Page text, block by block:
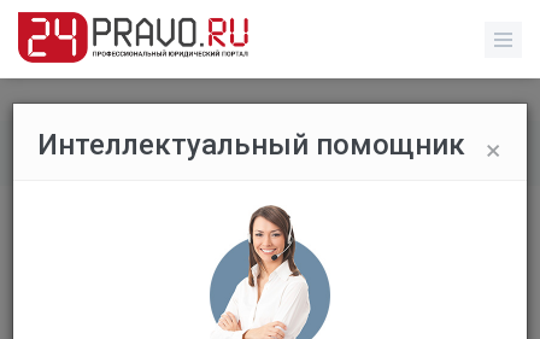
Все вопросы / Административное право
Как осуществить прием сотрудника
×
Интеллектуальный помощник